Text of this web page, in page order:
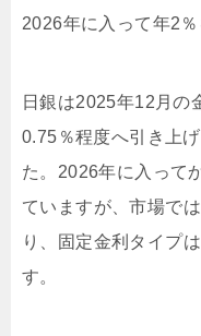
2026年に入って年2
日銀は2025年12月の
0.75％程度へ引き上
た。2026年に入って
ていますが、市場で
り、固定金利タイプ
す。